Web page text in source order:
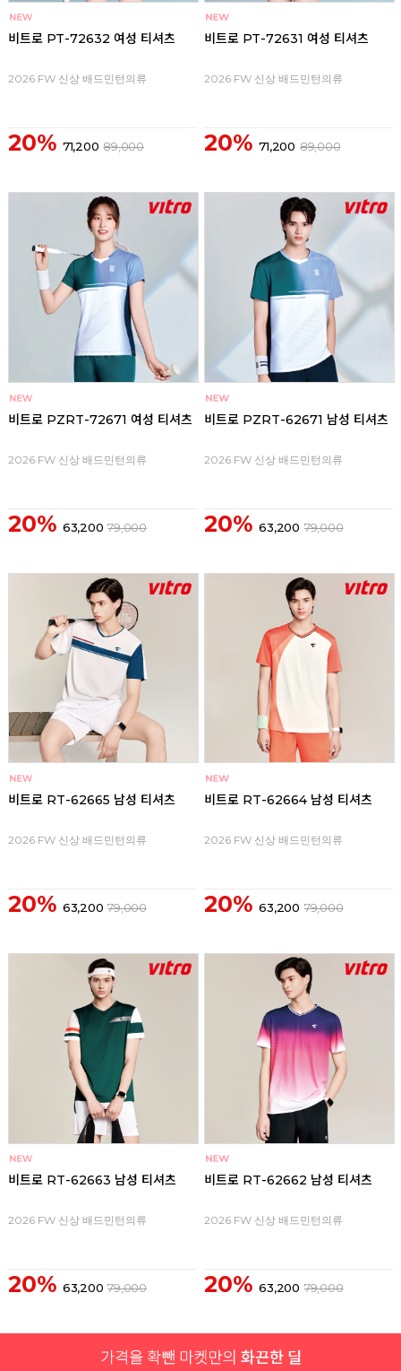
비트로 PT-72632 여성 티셔츠
2026 FW 신상 배드민턴의류
20% 71,200 89,000
비트로 PT-72631 여성 티셔츠
2026 FW 신상 배드민턴의류
20% 71,200 89,000
비트로 PZRT-72671 여성 티셔츠
2026 FW 신상 배드민턴의류
20% 63,200 79,000
비트로 PZRT-62671 남성 티셔츠
2026 FW 신상 배드민턴의류
20% 63,200 79,000
비트로 RT-62665 남성 티셔츠
2026 FW 신상 배드민턴의류
20% 63,200 79,000
비트로 RT-62664 남성 티셔츠
2026 FW 신상 배드민턴의류
20% 63,200 79,000
비트로 RT-62663 남성 티셔츠
2026 FW 신상 배드민턴의류
20% 63,200 79,000
비트로 RT-62662 남성 티셔츠
2026 FW 신상 배드민턴의류
20% 63,200 79,000